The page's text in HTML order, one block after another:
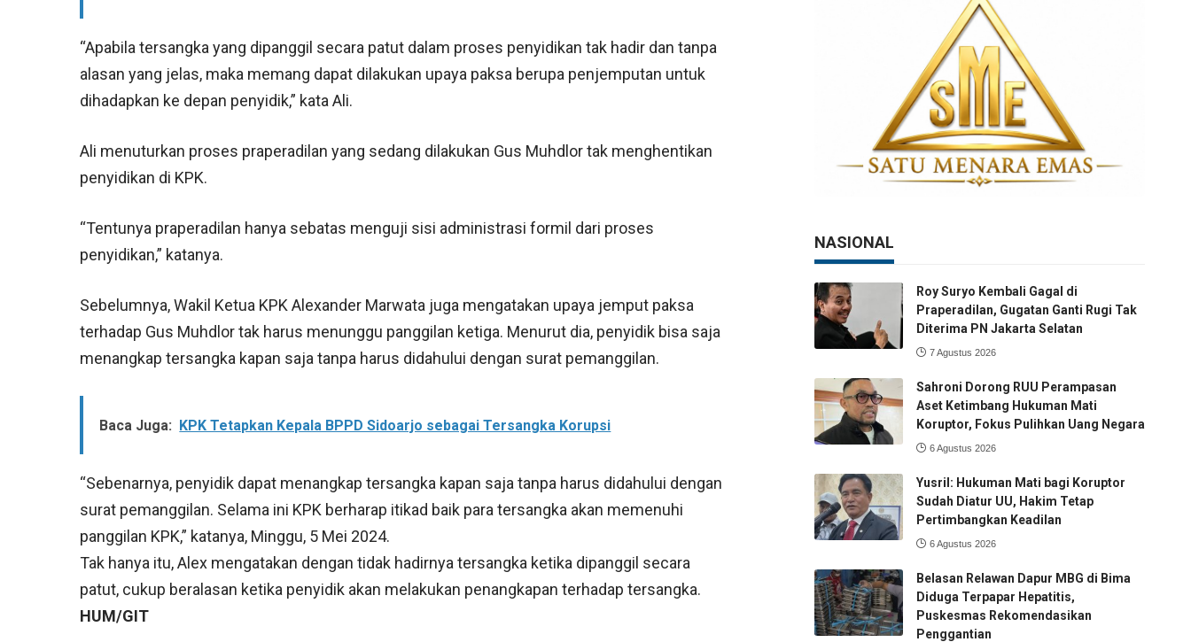
“Apabila tersangka yang dipanggil secara patut dalam proses penyidikan tak hadir dan tanpa
alasan yang jelas, maka memang dapat dilakukan upaya paksa berupa penjemputan untuk
dihadapkan ke depan penyidik,” kata Ali.
Ali menuturkan proses praperadilan yang sedang dilakukan Gus Muhdlor tak menghentikan
penyidikan di KPK.
“Tentunya praperadilan hanya sebatas menguji sisi administrasi formil dari proses
penyidikan,” katanya.
Sebelumnya, Wakil Ketua KPK Alexander Marwata juga mengatakan upaya jemput paksa
terhadap Gus Muhdlor tak harus menunggu panggilan ketiga. Menurut dia, penyidik bisa saja
menangkap tersangka kapan saja tanpa harus didahului dengan surat pemanggilan.
Baca Juga: KPK Tetapkan Kepala BPPD Sidoarjo sebagai Tersangka Korupsi
“Sebenarnya, penyidik dapat menangkap tersangka kapan saja tanpa harus didahului dengan
surat pemanggilan. Selama ini KPK berharap itikad baik para tersangka akan memenuhi
panggilan KPK,” katanya, Minggu, 5 Mei 2024.
Tak hanya itu, Alex mengatakan dengan tidak hadirnya tersangka ketika dipanggil secara
patut, cukup beralasan ketika penyidik akan melakukan penangkapan terhadap tersangka.
HUM/GIT
NASIONAL
Roy Suryo Kembali Gagal di
Praperadilan, Gugatan Ganti Rugi Tak
Diterima PN Jakarta Selatan
7 Agustus 2026
Sahroni Dorong RUU Perampasan
Aset Ketimbang Hukuman Mati
Koruptor, Fokus Pulihkan Uang Negara
6 Agustus 2026
Yusril: Hukuman Mati bagi Koruptor
Sudah Diatur UU, Hakim Tetap
Pertimbangkan Keadilan
6 Agustus 2026
Belasan Relawan Dapur MBG di Bima
Diduga Terpapar Hepatitis,
Puskesmas Rekomendasikan
Penggantian